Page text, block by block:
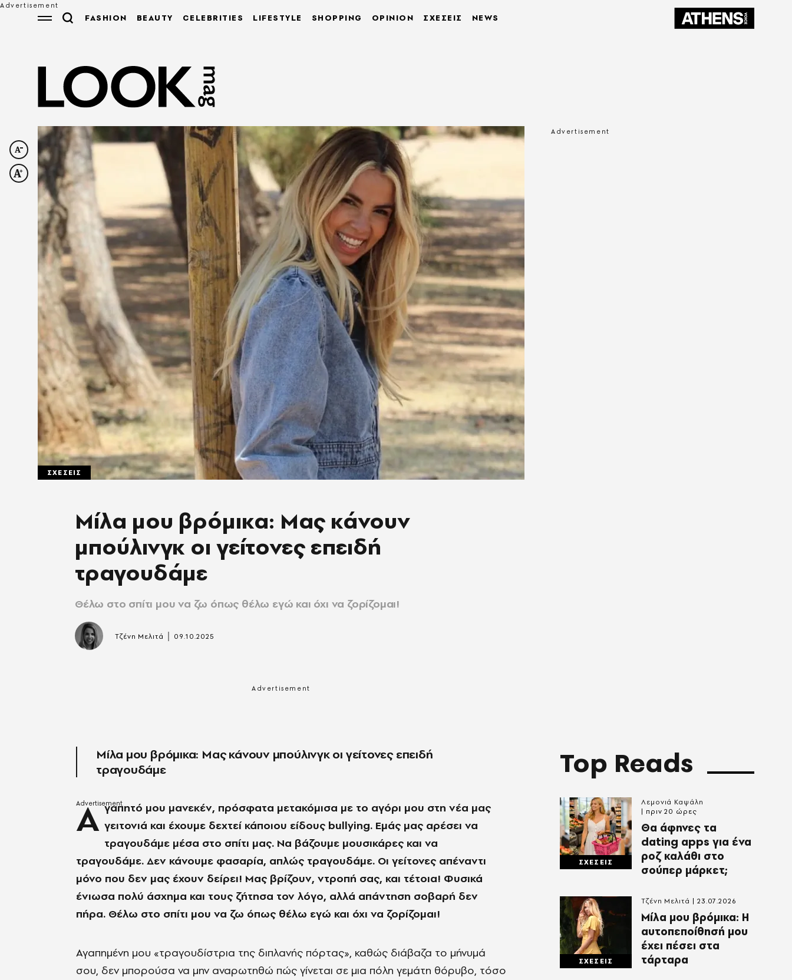
FASHION BEAUTY CELEBRITIES LIFESTYLE SHOPPING OPINION ΣΧΕΣΕΙΣ NEWS
ΣΧΕΣΕΙΣ
Μίλα μου βρόμικα: Μας κάνουν
μπούλινγκ οι γείτονες επειδή
τραγουδάμε
Θέλω στο σπίτι μου να ζω όπως θέλω εγώ και όχι να ζορίζομαι!
Τζένη Μελιτά 09.10.2025
Μίλα μου βρόμικα: Μας κάνουν μπούλινγκ οι γείτονες επειδή
τραγουδάμε
Α γαπητό μου μανεκέν, πρόσφατα μετακόμισα με το αγόρι μου στη νέα μας
γειτονιά και έχουμε δεχτεί κάποιου είδους bullying. Εμάς μας αρέσει να
τραγουδάμε μέσα στο σπίτι μας. Να βάζουμε μουσικάρες και να
τραγουδάμε. Δεν κάνουμε φασαρία, απλώς τραγουδάμε. Οι γείτονες απέναντι
μόνο που δεν μας έχουν δείρει! Μας βρίζουν, ντροπή σας, και τέτοια! Φυσικά
ένιωσα πολύ άσχημα και τους ζήτησα τον λόγο, αλλά απάντηση σοβαρή δεν
πήρα. Θέλω στο σπίτι μου να ζω όπως θέλω εγώ και όχι να ζορίζομαι!
Αγαπημένη μου «τραγουδίστρια της διπλανής πόρτας», καθώς διάβαζα το μήνυμά
σου, δεν μπορούσα να μην αναρωτηθώ πώς γίνεται σε μια πόλη γεμάτη θόρυβο, τόσο
Top Reads
ΣΧΕΣΕΙΣ
Θα άφηνες τα
dating apps για ένα
ροζ καλάθι στο
σούπερ μάρκετ;
Λεμονιά Καψάλη
πριν 20 ώρες
ΣΧΕΣΕΙΣ
Μίλα μου βρόμικα: Η
αυτοπεποίθησή μου
έχει πέσει στα
τάρταρα
Τζένη Μελιτά 23.07.2026